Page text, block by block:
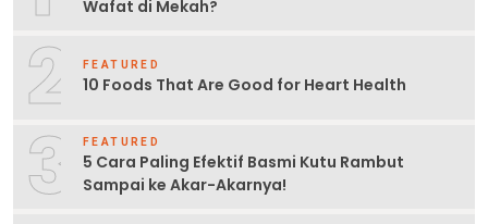
Wafat di Mekah?
2 FEATURED
10 Foods That Are Good for Heart Health
3 FEATURED
5 Cara Paling Efektif Basmi Kutu Rambut
Sampai ke Akar-Akarnya!